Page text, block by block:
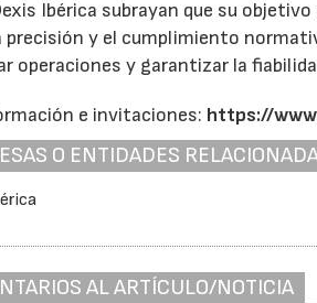
Ibérica subrayan que su
precisión y el cumplimiento
operaciones y garantizar la
e invitaciones: https://
O ENTIDADES
AL ARTÍCULO/NOTICIA